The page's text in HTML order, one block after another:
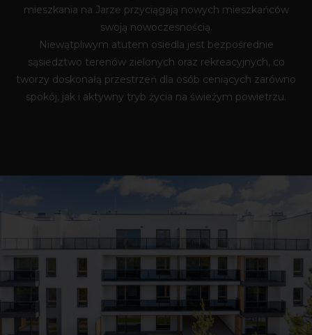
mieszkania na Jarze przyciągają nowych mieszkańców
swoją nowoczesnością.
Niewątpliwym atutem osiedla jest bezpośrednie
sąsiedztwo terenów zielonych oraz rekreacyjnych, co
tworzy doskonałą przestrzeń dla osób ceniących zarówno
spokój, jak i aktywny tryb życia na świeżym powietrzu.